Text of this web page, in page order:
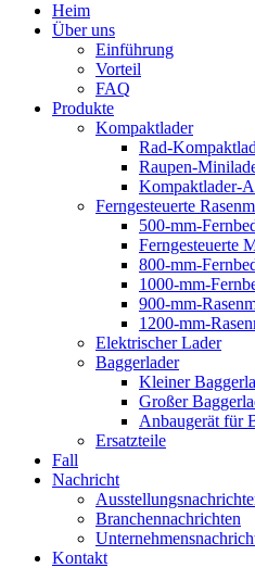
Heim
Über uns
Einführung
Vorteil
FAQ
Produkte
Kompaktlader
Rad-
Raupen-
Kompaktlader-
Ferngesteuerte
500-mm-
Ferngesteuerte
800-mm-
1000-mm-
900-mm-
1200-mm-
Elektrischer Lader
Baggerlader
Kleiner
Großer
Anbaugerät für
Ersatzteile
Fall
Nachricht
Branchennachrichten
Kontakt